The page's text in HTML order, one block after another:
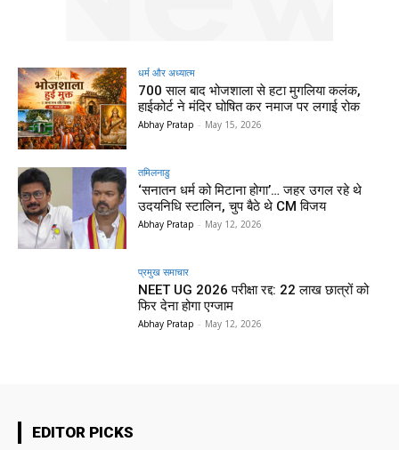
धर्म और अध्यात्म
700 साल बाद भोजशाला से हटा मुगलिया कलंक,
हाईकोर्ट ने मंदिर घोषित कर नमाज पर लगाई रोक
Abhay Pratap - May 15, 2026
तमिलनाडु
‘सनातन धर्म को मिटाना होगा’… जहर उगल रहे थे
उदयनिधि स्टालिन, चुप बैठे थे CM विजय
Abhay Pratap - May 12, 2026
प्रमुख समाचार‎
NEET UG 2026 परीक्षा रद्द: 22 लाख छात्रों को
फिर देना होगा एग्जाम
Abhay Pratap - May 12, 2026
EDITOR PICKS